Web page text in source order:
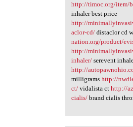
http://timoc.org/item/
inhaler best price
http://
aclor-cd/distaclor cd
nation.org/product/
http://
inhaler/serevent
http://
milligrams http://
ct/vidalista ct http://
cialis/brand cialis